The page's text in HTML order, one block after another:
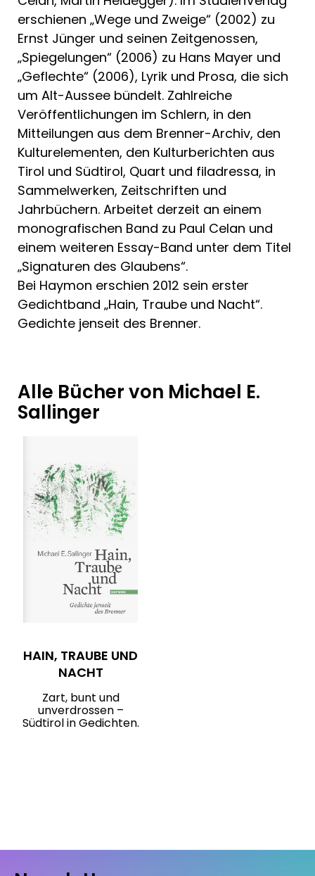
erschienen „Wege und Zweige“ (2002) zu
Ernst Jünger und seinen Zeitgenossen,
„Spiegelungen“ (2006) zu Hans Mayer und
„Geflechte“ (2006), Lyrik und Prosa, die sich
um Alt-Aussee bündelt. Zahlreiche
Veröffentlichungen im Schlern, in den
Mitteilungen aus dem Brenner-Archiv, den
Kulturelementen, den Kulturberichten aus
Tirol und Südtirol, Quart und filadressa, in
Sammelwerken, Zeitschriften und
Jahrbüchern. Arbeitet derzeit an einem
monografischen Band zu Paul Celan und
einem weiteren Essay-Band unter dem Titel
„Signaturen des Glaubens“.
Bei Haymon erschien 2012 sein erster
Gedichtband „Hain, Traube und Nacht“.
Gedichte jenseit des Brenner.
Alle Bücher von Michael E.
Sallinger
HAIN, TRAUBE UND
NACHT
Zart, bunt und
unverdrossen –
Südtirol in Gedichten.